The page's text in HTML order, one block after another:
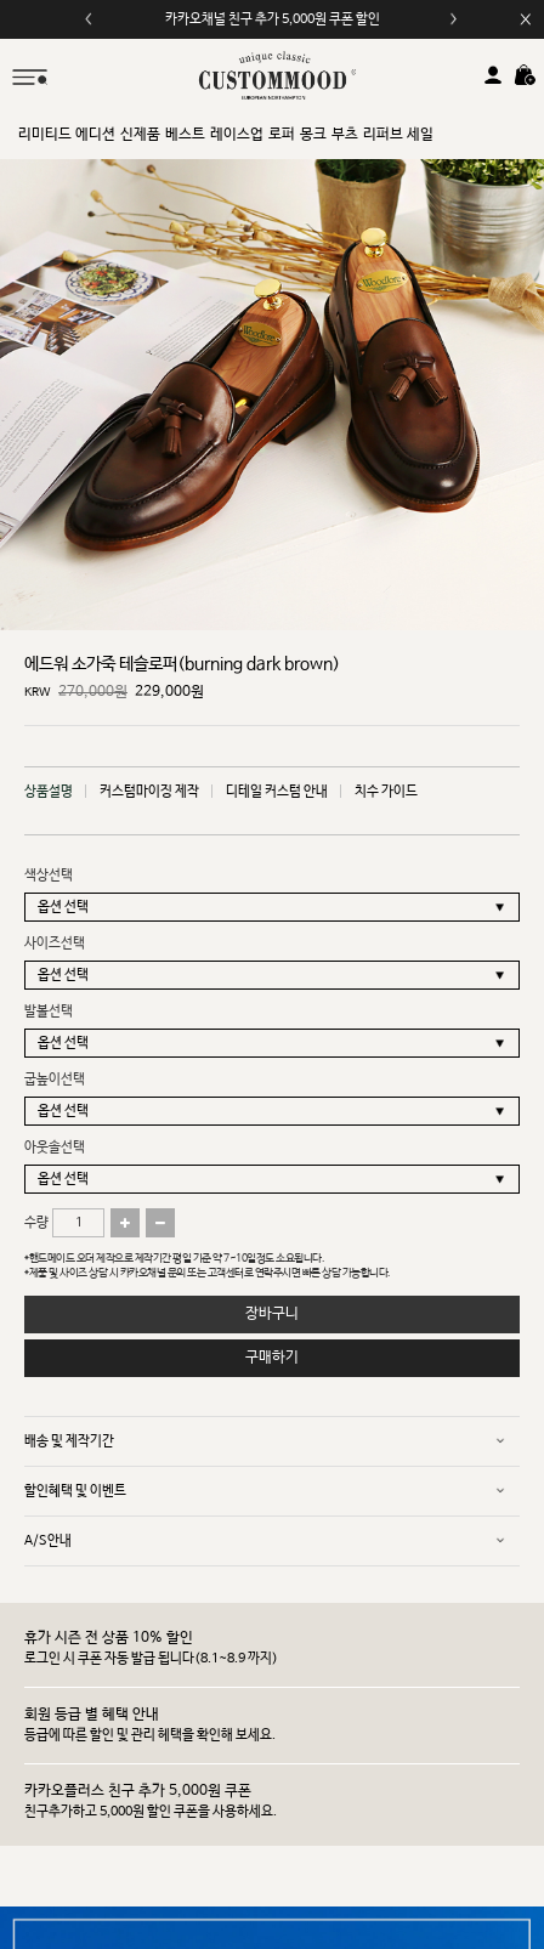
카카오채널 친구 추가 5,000원 쿠폰 할인
모바일 앱 자동 2,000원 할인
리미티드 에디션 신제품 베스트 레이스업 로퍼 몽크 부츠 리퍼브 세일
에드워 소가죽 테슬로퍼(burning dark brown)
KRW 270,000원 229,000원
상품설명 커스텀마이징 제작 디테일 커스텀 안내 치수 가이드
색상선택
사이즈선택
발볼선택
굽높이선택
아웃솔선택
수량
*핸드메이드 오더 제작으로 제작기간 평일 기준 약 7~10일정도 소요됩니다.
*제품 및 사이즈 상담 시 카카오채널 문의 또는 고객센터로 연락주시면 빠른 상담 가능합니다.
장바구니
구매하기
배송 및 제작기간
할인혜택 및 이벤트
A/S안내
휴가 시즌 전 상품 10% 할인
로그인 시 쿠폰 자동 발급 됩니다(8.1~8.9 까지)
회원 등급 별 혜택 안내
등급에 따른 할인 및 관리 헤택을 확인해 보세요.
카카오플러스 친구 추가 5,000원 쿠폰
친구추가하고 5,000원 할인 쿠폰을 사용하세요.